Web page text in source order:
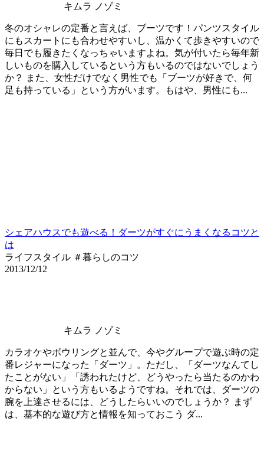
キムラ ノゾミ
冬のオシャレの定番と言えば、ブーツです！パンツスタイル
にもスカートにも合わせやすいし、温かくて歩きやすいので
毎日でも履きたくなっちゃいますよね。気が付いたら毎年新
しいものを購入しているという方もいるのではないでしょう
か？ また、女性だけでなく男性でも「ブーツが好きで、何
足も持っている」という方がいます。もはや、男性にも...
シェアハウスでも遊べる！ダーツがすぐにうまくなるコツと
は
ライフスタイル ＃暮らしのコツ
2013/12/12
キムラ ノゾミ
カラオケやボウリングと並んで、今やグループで遊ぶ時の定
番レジャーになった「ダーツ」。ただし、「ダーツなんてし
たことがない」「誘われたけど、どうやったら当たるのかわ
からない」という方もいるようですね。それでは、ダーツの
腕を上達させるには、どうしたらいいのでしょうか？ まず
は、基本的な遊び方と情報を知っておこう ダ...